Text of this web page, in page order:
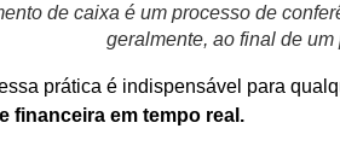
de caixa é um processo de
geralmente, ao final de um
prática é indispensável para
financeira em tempo real.